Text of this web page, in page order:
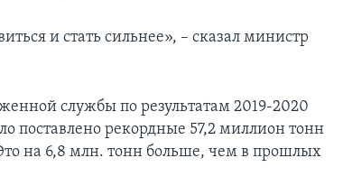
и стать сильнее», – сказал министр
службы по результатам 2019-2020
поставлено рекордные 57,2 миллион тонн
на 6,8 млн. тонн больше, чем в прошлых